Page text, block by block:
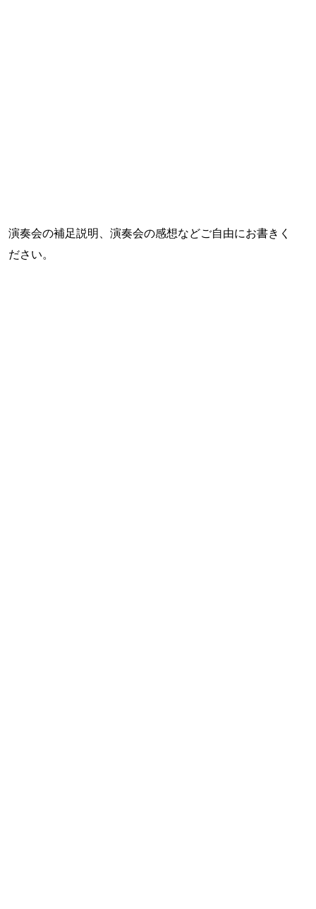
演奏会の補足説明、演奏会の感想などご自由にお書きく
ださい。